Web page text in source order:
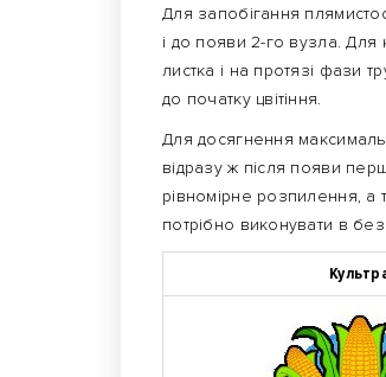
Для запобігання
і до появи 2-го вузла.
листка і на протязі фази
до початку цвітіння.
Для досягнення
відразу ж після появи
рівномірне розпилення,
потрібно виконувати в